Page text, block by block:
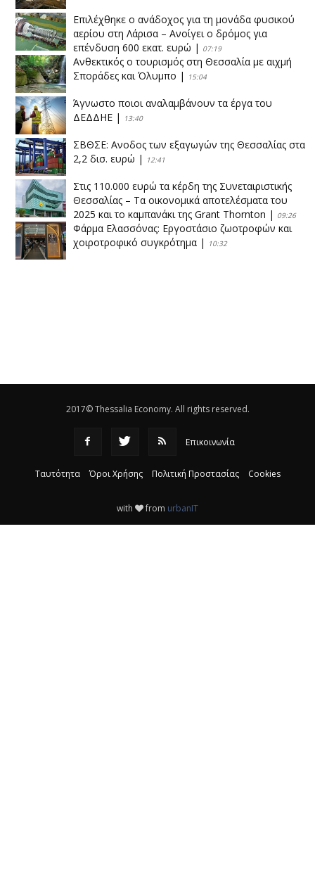
Επιλέχθηκε ο ανάδοχος για τη μονάδα φυσικού
αερίου στη Λάρισα – Ανοίγει ο δρόμος για
επένδυση 600 εκατ. ευρώ | 07:19
Ανθεκτικός ο τουρισμός στη Θεσσαλία με αιχμή
Σποράδες και Όλυμπο | 15:04
Άγνωστο ποιοι αναλαμβάνουν τα έργα του
ΔΕΔΔΗΕ | 13:40
ΣΒΘΣΕ: Aνοδος των εξαγωγών της Θεσσαλίας στα
2,2 δισ. ευρώ | 12:41
Στις 110.000 ευρώ τα κέρδη της Συνεταιριστικής
Θεσσαλίας – Τα οικονομικά αποτελέσματα του
2025 και το καμπανάκι της Grant Thornton | 09:26
Φάρμα Ελασσόνας: Εργοστάσιο ζωοτροφών και
χοιροτροφικό συγκρότημα | 10:32
2017© Thessalia Economy. All rights reserved.
Επικοινωνία
Ταυτότητα Όροι Χρήσης Πολιτική Προστασίας Cookies
with from urbanIT